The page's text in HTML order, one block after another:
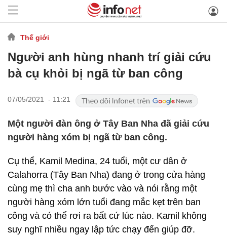
Thế giới
Người anh hùng nhanh trí giải cứu
bà cụ khỏi bị ngã từ ban công
07/05/2021 - 11:21
Một người đàn ông ở Tây Ban Nha đã giải cứu
người hàng xóm bị ngã từ ban công.
Cụ thể, Kamil Medina, 24 tuổi, một cư dân ở
Calahorra (Tây Ban Nha) đang ở trong cửa hàng
cùng mẹ thì cha anh bước vào và nói rằng một
người hàng xóm lớn tuổi đang mắc kẹt trên ban
công và có thể rơi ra bất cứ lúc nào. Kamil không
suy nghĩ nhiều ngay lập tức chạy đến giúp đỡ.